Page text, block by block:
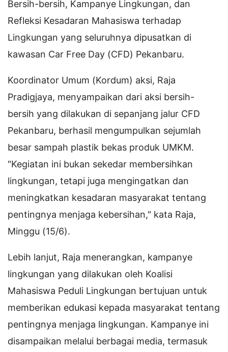
Bersih-bersih, Kampanye Lingkungan, dan
Refleksi Kesadaran Mahasiswa terhadap
Lingkungan yang seluruhnya dipusatkan di
kawasan Car Free Day (CFD) Pekanbaru.
Koordinator Umum (Kordum) aksi, Raja
Pradigjaya, menyampaikan dari aksi bersih-
bersih yang dilakukan di sepanjang jalur CFD
Pekanbaru, berhasil mengumpulkan sejumlah
besar sampah plastik bekas produk UMKM.
"Kegiatan ini bukan sekedar membersihkan
lingkungan, tetapi juga mengingatkan dan
meningkatkan kesadaran masyarakat tentang
pentingnya menjaga kebersihan," kata Raja,
Minggu (15/6).
Lebih lanjut, Raja menerangkan, kampanye
lingkungan yang dilakukan oleh Koalisi
Mahasiswa Peduli Lingkungan bertujuan untuk
memberikan edukasi kepada masyarakat tentang
pentingnya menjaga lingkungan. Kampanye ini
disampaikan melalui berbagai media, termasuk